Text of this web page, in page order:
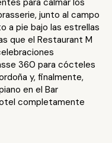
para calmar los
junto al campo
a pie bajo las estrellas
que el Restaurant M
360 para cócteles
y, finalmente,
en el Bar
completamente